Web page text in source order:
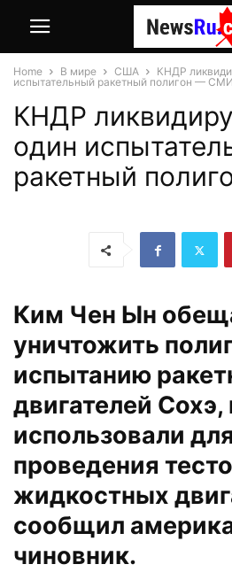
Home В мире США
КНДР
испытательный ракетный полигон —
КНДР
один
ракетный
Ким Чен Ын
уничтожить
испытанию
двигателей
использовали для
проведения
жидкостных
сообщил
чиновник.